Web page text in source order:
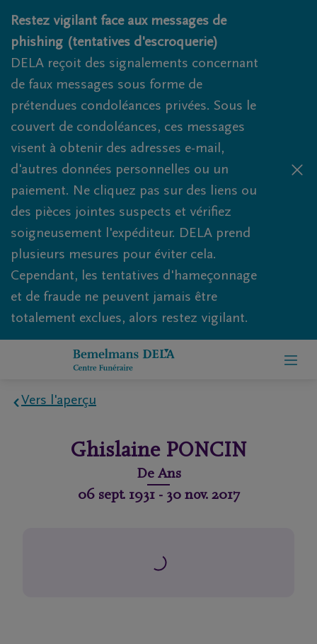
Obituaries.breadcrumbs.SkipLink
Restez vigilant face aux messages de
phishing (tentatives d'escroquerie)
DELA reçoit des signalements concernant
de faux messages sous forme de
prétendues condoléances privées. Sous le
couvert de condoléances, ces messages
visent à obtenir des adresses e-mail,
d'autres données personnelles ou un
paiement. Ne cliquez pas sur des liens ou
des pièces jointes suspects et vérifiez
soigneusement l'expéditeur. DELA prend
plusieurs mesures pour éviter cela.
Cependant, les tentatives d'hameçonnage
et de fraude ne peuvent jamais être
totalement exclues, alors restez vigilant.
Vers l'aperçu
Ghislaine PONCIN
De Ans
06 sept. 1931- 30 nov. 2017